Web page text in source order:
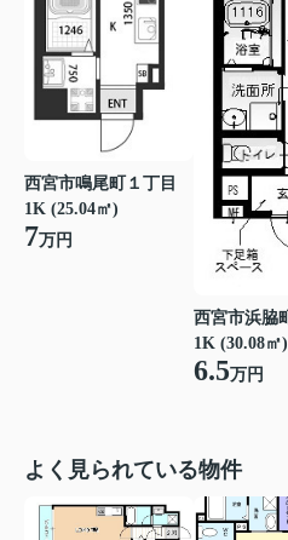
西宮市鳴尾町１丁目
1K (25.04㎡)
7万円
西宮市浜脇町
1K (30.08㎡)
6.5万円
よく見られている物件